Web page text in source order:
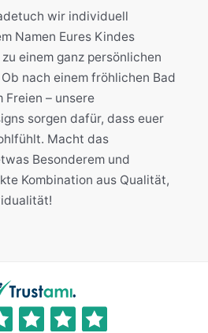
wir individuell
Namen Eures Kindes
einem ganz persönlichen
nach einem fröhlichen Bad
Freien – unsere
sorgen dafür, dass euer
Macht das
Besonderem und
Kombination aus Qualität,